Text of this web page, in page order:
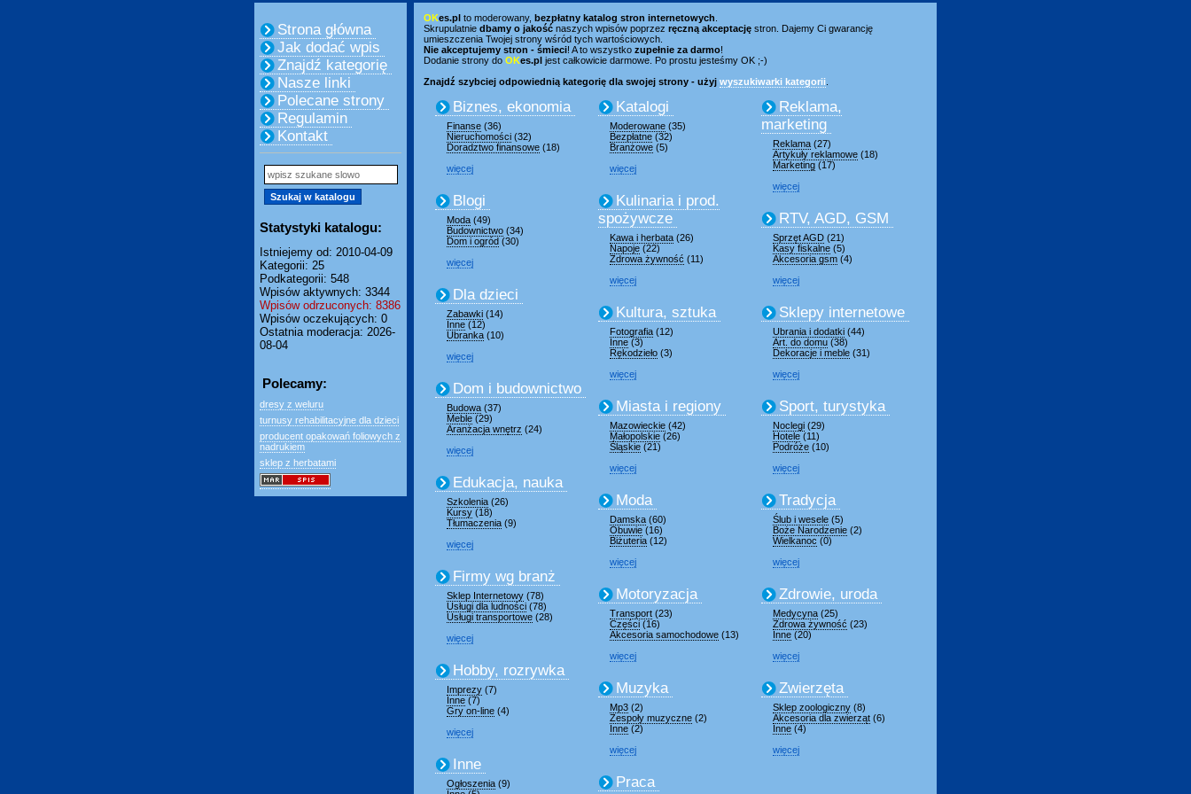
Strona główna
Jak dodać wpis
Znajdź kategorię
Nasze linki
Polecane strony
Regulamin
Kontakt
Statystyki katalogu:
Istniejemy od: 2010-04-09
Kategorii: 25
Podkategorii: 548
Wpisów aktywnych: 3344
Wpisów odrzuconych: 8386
Wpisów oczekujących: 0
Ostatnia moderacja: 2026-
08-04
Polecamy:
dresy z weluru
turnusy rehabilitacyjne dla dzieci
producent opakowań foliowych z
nadrukiem
sklep z herbatami
OKes.pl to moderowany, bezpłatny katalog stron internetowych
Skrupulatnie dbamy o jakość naszych wpisów poprzez ręczną akceptację stron. Dajemy Ci gwarancję
umieszczenia Twojej strony wśród tych wartościowych.
Nie akceptujemy stron - śmieci! A to wszystko zupełnie za darmo!
Dodanie strony do OKes.pl jest całkowicie darmowe. Po prostu jesteśmy OK ;-)
Znajdź szybciej odpowiednią kategorię dla swojej strony - użyj wyszukiwarki kategorii
Biznes, ekonomia
Finanse (36)
Nieruchomości (32)
Doradztwo finansowe (18)
więcej
Blogi
Moda (49)
Budownictwo (34)
Dom i ogród (30)
więcej
Dla dzieci
Zabawki (14)
Inne (12)
Ubranka (10)
więcej
Dom i budownictwo
Budowa (37)
Meble (29)
Aranżacja wnętrz (24)
więcej
Edukacja, nauka
Szkolenia (26)
Kursy (18)
Tłumaczenia (9)
więcej
Firmy wg branż
Sklep Internetowy (78)
Usługi dla ludności (78)
Usługi transportowe (28)
więcej
Hobby, rozrywka
Imprezy (7)
Inne (7)
Gry on-line (4)
więcej
Inne
Ogłoszenia (9)
Katalogi
Moderowane (35)
Bezpłatne (32)
Branżowe (5)
więcej
Kulinaria i prod.
spożywcze
Kawa i herbata (26)
Napoje (22)
Zdrowa żywność (11)
więcej
Kultura, sztuka
Fotografia (12)
Inne (3)
Rękodzieło (3)
więcej
Miasta i regiony
Mazowieckie (42)
Małopolskie (26)
Śląskie (21)
więcej
Moda
Damska (60)
Obuwie (16)
Biżuteria (12)
więcej
Motoryzacja
Transport (23)
Części (16)
Akcesoria samochodowe (13)
więcej
Muzyka
Mp3 (2)
Zespoły muzyczne (2)
Inne (2)
więcej
Praca
Reklama,
marketing
Reklama (27)
Artykuły reklamowe (18)
Marketing (17)
więcej
RTV, AGD, GSM
Sprzęt AGD (21)
Kasy fiskalne (5)
Akcesoria gsm (4)
więcej
Sklepy internetowe
Ubrania i dodatki (44)
Art. do domu (38)
Dekoracje i meble (31)
więcej
Sport, turystyka
Noclegi (29)
Hotele (11)
Podróże (10)
więcej
Tradycja
Ślub i wesele (5)
Boże Narodzenie (2)
Wielkanoc (0)
więcej
Zdrowie, uroda
Medycyna (25)
Zdrowa żywność (23)
Inne (20)
więcej
Zwierzęta
Sklep zoologiczny (8)
Akcesoria dla zwierząt (6)
Inne (4)
więcej